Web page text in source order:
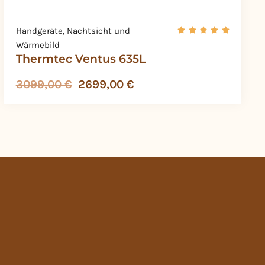
Thermtec Ventus 635L
Handgeräte, Nachtsicht und
Wärmebild
3099,00€ 2699,00 €